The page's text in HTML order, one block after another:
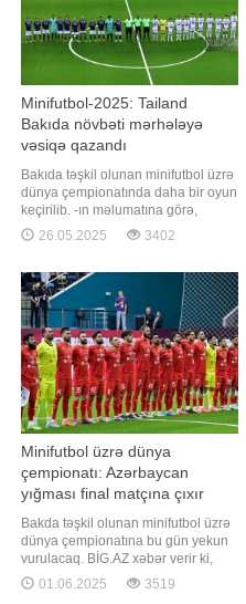
Minifutbol-2025: Tailand
Bakıda növbəti mərhələyə
vəsiqə qazandı
Bakıda təşkil olunan minifutbol üzrə
dünya çempionatında daha bir oyun
keçirilib. -ın məlumatına görə,
günün ilk matçında E qrupunda
Kosta Rika - Tailand matçı baş
gerçəkləşən qarşılaşma Asiya
təmsilçisinin qələbəsi ilə yekunlaşıb
- 4:1. Xallarının sayını 7-yə çatdıra
26.05.2025 3402
Minifutbol üzrə dünya
çempionatı: Azərbaycan
yığması final matçına çıxır
Bakda təşkil olunan minifutbol üzrə
dünya çempionatına bu gün yekun
vurulacaq. BİG.AZ xəbər verir ki,
turnirin finalında Azərbaycan
yığması meydana çıxacaq. Elşad
01.06.2025 3519